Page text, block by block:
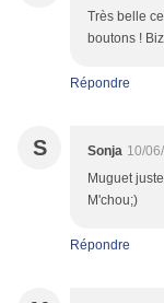
Très belle
boutons ! Biz
Répondre
S Sonja 10/
Muguet
M'chou;)
Répondre